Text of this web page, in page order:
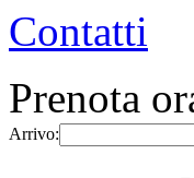
Contatti
Prenota
Arrivo: